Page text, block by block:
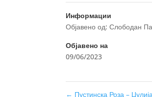
Информации
Објавено од: Слободан
Објавено на
09/06/2023
← Пустинска Роза –